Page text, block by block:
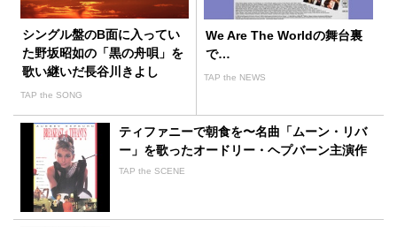
シングル盤のB面に入ってい
た野坂昭如の「黒の舟唄」を
歌い継いだ長谷川きよし
TAP the SONG
We Are The Worldの舞台裏
で…
TAP the NEWS
ティファニーで朝食を〜名曲「ムーン・リバ
ー」を歌ったオードリー・ヘプバーン主演作
TAP the SCENE